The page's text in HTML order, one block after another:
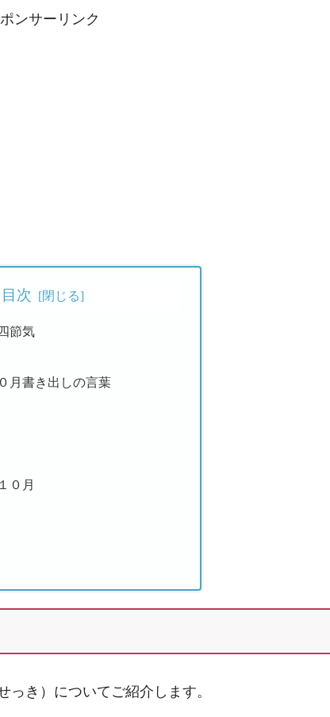
ンサーリンク
目次
節気
月書き出しの言葉
０月
き）についてご紹介します。